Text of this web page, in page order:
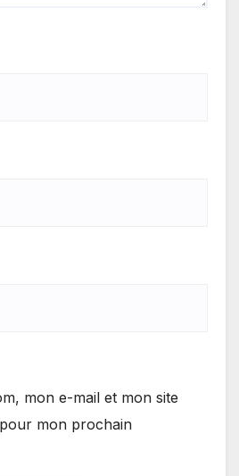
mon e-mail et mon site
mon prochain